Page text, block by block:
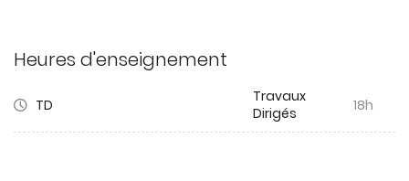
Heures d'enseignement
TD
Travaux
Dirigés
18h